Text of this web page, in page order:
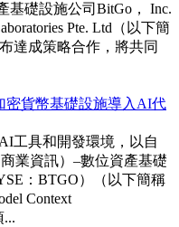
基礎設施公司BitGo， Inc.
Pte. Ltd（以下簡
達成策略合作，將共同
密貨幣基礎設施導入AI代
工具和開發環境，以自
業資訊）–數位資產基礎
：BTGO）（以下簡稱
Context
...